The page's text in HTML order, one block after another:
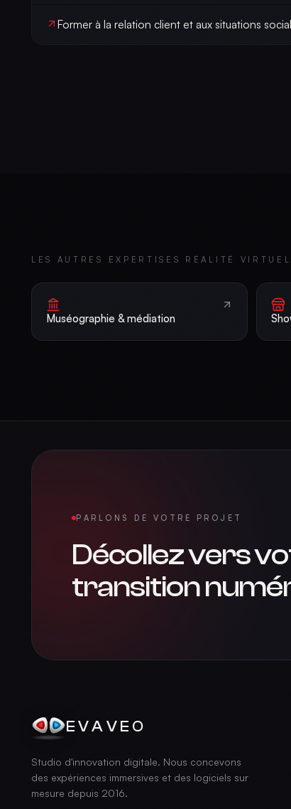
Former à la relation client et aux situations
LES AUTRES EXPERTISES RÉALITÉ
Muséographie & médiation
PARLONS DE VOTRE PROJET
Décollez vers
transition
EVAVEO
Studio d'innovation digitale. Nous concevons
des expériences immersives et des logiciels sur
mesure depuis 2016.